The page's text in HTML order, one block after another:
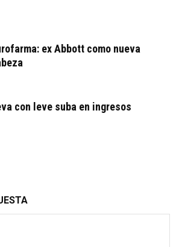
ex Abbott como nueva
con leve suba en ingresos